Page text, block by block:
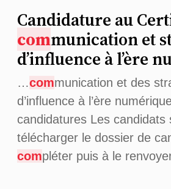
Candidature au
communication et
d’influence à l’ère
…communication et des
d’influence à l’ère
candidatures Les candidats
télécharger le dossier de
compléter puis à le